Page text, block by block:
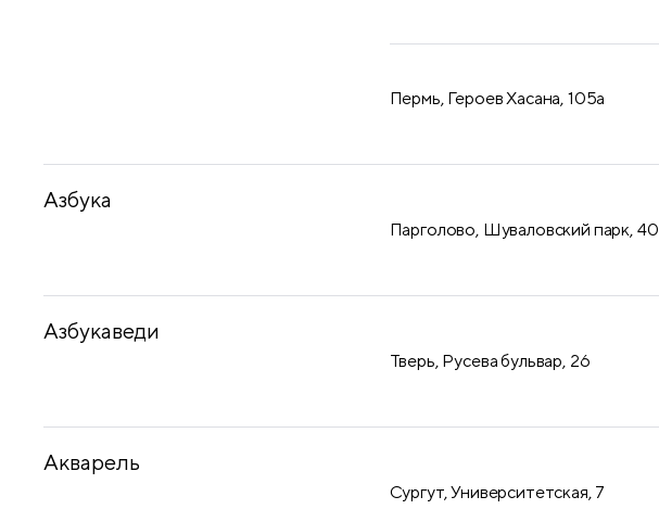
Пермь, Героев Хасана, 105а
Азбука
Парголово, Шуваловский парк, 40
Азбукаведи
Тверь, Русева бульвар, 26
Акварель
Сургут, Университетская, 7